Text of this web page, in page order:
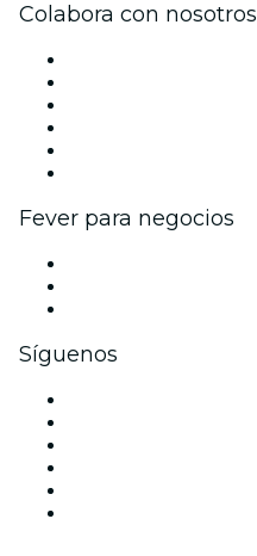
Colabora con nosotros
Fever para negocios
Síguenos